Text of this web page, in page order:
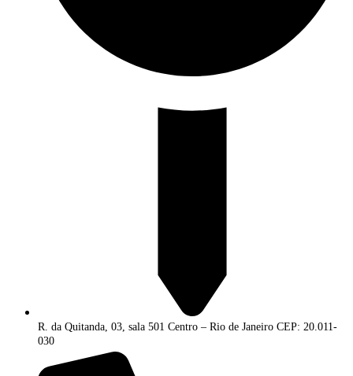
R. da Quitanda, 03, sala 501 Centro – Rio de Janeiro CEP: 20.011-
030